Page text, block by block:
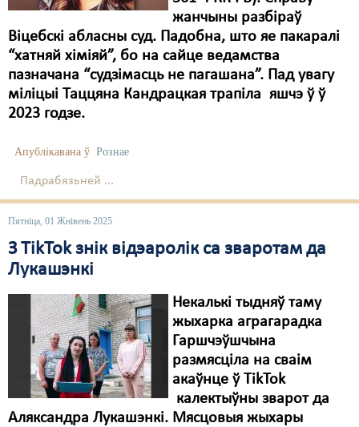
жанчыны разбіраў
Віцебскі абласны суд. Падобна, што яе пакаралі
“хатняй хіміяй”, бо на сайце ведамства
пазначана “судзімасць не пагашана”. Пад увагу
міліцыі Таццяна Кандрацкая трапіла яшчэ ў ў
2023 годзе.
Апублікавана ў Рознае
Падрабязьней ...
Пятніца, 01 Жнівень 2025
З TikTok знік відэаролік са зваротам да
Лукашэнкі
Некалькі тыдняў таму
жыхарка аграгарадка
Гаршчэўшчына
размясціла на сваім
акаўнце ў TikTok
калектыўны зварот да
Аляксандра Лукашэнкі. Мясцовыя жыхары